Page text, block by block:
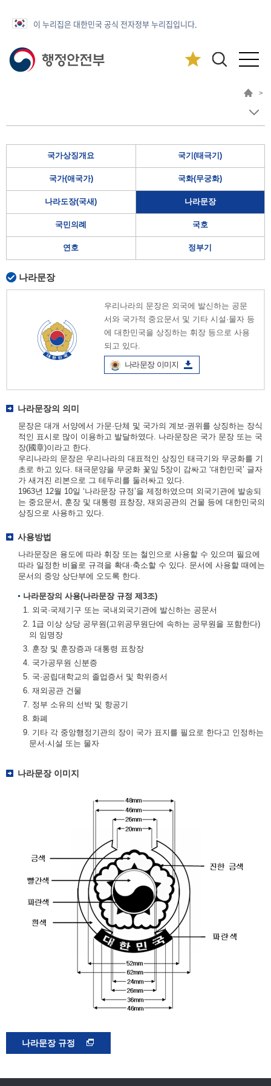
이 누리집은 대한민국 공식 전자정부 누리집입니다.
>
국가상징개요 국기(태극기)
국가(애국가) 국화(무궁화)
나라도장(국새) 나라문장
국민의례 국호
연호 정부기
나라문장
우리나라의 문장은 외국에 발신하는 공문
서와 국가적 중요문서 및 기타 시설·물자 등
에 대한민국을 상징하는 휘장 등으로 사용
되고 있다.
나라문장 이미지
나라문장의 의미
문장은 대개 서양에서 가문·단체 및 국가의 계보·권위를 상징하는 장식
적인 표시로 많이 이용하고 발달하였다. 나라문장은 국가 문장 또는 국
장(國章)이라고 한다.
우리나라의 문장은 우리나라의 대표적인 상징인 태극기와 무궁화를 기
초로 하고 있다. 태극문양을 무궁화 꽃잎 5장이 감싸고 ‘대한민국’ 글자
가 새겨진 리본으로 그 테두리를 둘러싸고 있다.
1963년 12월 10일 ‘나라문장 규정’을 제정하였으며 외국기관에 발송되
는 중요문서, 훈장 및 대통령 표창장, 재외공관의 건물 등에 대한민국의
상징으로 사용하고 있다.
사용방법
나라문장은 용도에 따라 휘장 또는 철인으로 사용할 수 있으며 필요에
따라 일정한 비율로 규격을 확대·축소할 수 있다. 문서에 사용할 때에는
문서의 중앙 상단부에 오도록 한다.
나라문장의 사용(나라문장 규정 제3조)
1. 외국·국제기구 또는 국내외국기관에 발신하는 공문서
2. 1급 이상 상당 공무원(고위공무원단에 속하는 공무원을 포함한다)
의 임명장
3. 훈장 및 훈장증과 대통령 표창장
4. 국가공무원 신분증
5. 국·공립대학교의 졸업증서 및 학위증서
6. 재외공관 건물
7. 정부 소유의 선박 및 항공기
8. 화폐
9. 기타 각 중앙행정기관의 장이 국가 표지를 필요로 한다고 인정하는
문서·시설 또는 물자
나라문장 이미지
나라문장 규정